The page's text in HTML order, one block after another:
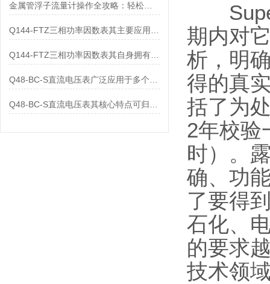
金属管浮子流量计操作全攻略：轻松拿捏，精准掌控每一步！
Q144-FTZ三相功率因数表其自身拥有怎样的功能呢？
期内对
析，明
得的真
括了为
2年校验
时）。
确、功
了要得
石化、
的要求
技术领